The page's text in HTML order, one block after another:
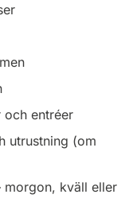
och entréer
utrustning (om
kväll eller